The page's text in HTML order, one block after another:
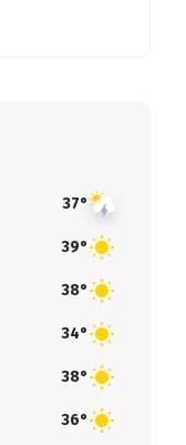
37°
39°
38°
34°
38°
36°